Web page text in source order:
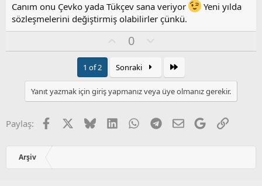
o
y
l
Canım onu Çevko yada Tükçev sana veriyor
Yeni yılda
sözleşmelerini değiştirmiş olabilirler çünkü.
y
l
a
0
l
m
s
u
o
y
l
1 of 2 Sonraki
Yanıt yazmak için giriş yapmanız veya üye olmanız gerekir.
Paylaş: Facebook BlueskyLinkedInWhatsApp
Telegram
E-postaGoogleLink
Arşiv